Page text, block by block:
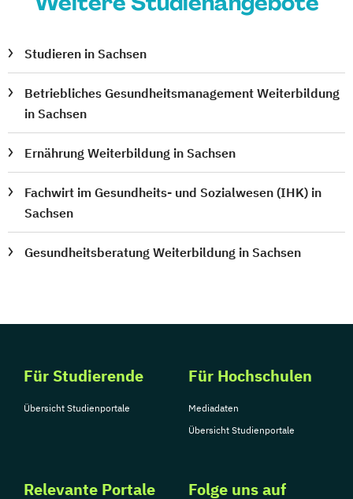
Studieren in Sachsen
Betriebliches Gesundheitsmanagement Weiterbildung
in Sachsen
Ernährung Weiterbildung in Sachsen
Fachwirt im Gesundheits- und Sozialwesen (IHK) in
Sachsen
Gesundheitsberatung Weiterbildung in Sachsen
Für Studierende
Übersicht Studienportale
Für Hochschulen
Mediadaten
Übersicht Studienportale
Relevante Portale Folge uns auf